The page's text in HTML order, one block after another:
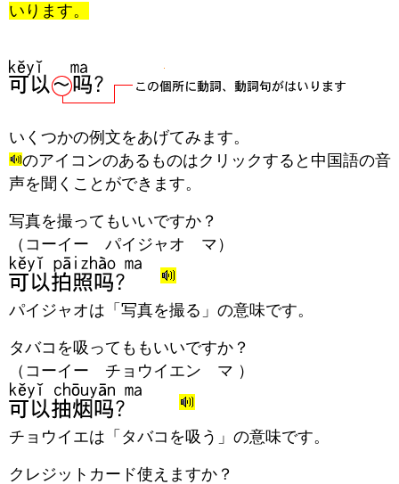
いります。
いくつかの例文をあげてみます。
のアイコンのあるものはクリックすると中国語の音
声を聞くことができます。
写真を撮ってもいいですか？
（コーイー パイジャオ マ）
パイジャオは「写真を撮る」の意味です。
タバコを吸ってももいいですか？
（コーイー チョウイエン マ ）
チョウイエは「タバコを吸う」の意味です。
クレジットカード使えますか？